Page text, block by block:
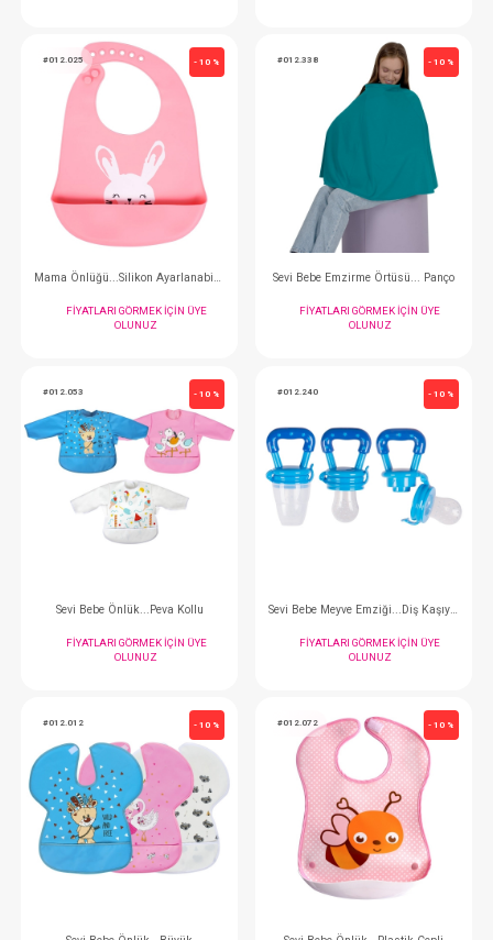
Mama Önlüğü...Cepli Eva Büyük
FIYATLARI GÖRMEK IÇIN ÜYE
OLUNUZ
Mama
FIYATLARI
#012.025
Mama Önlüğü...Silikon Ayarlanabilir
FIYATLARI GÖRMEK IÇIN ÜYE
OLUNUZ
#012.338
Sevi Bebe Emzirme
FIYATLARI
OLUNUZ
#012.053 - 10 % #012.240